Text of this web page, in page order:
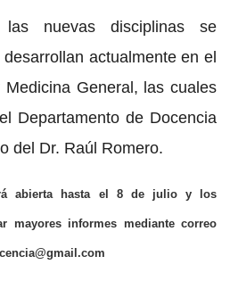
nuevas disciplinas se
actualmente en el
General, las cuales
Departamento de Docencia
del Dr. Raúl Romero.
abierta hasta el 8 de julio y los
mayores informes mediante correo